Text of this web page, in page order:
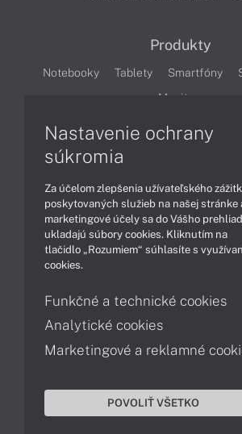
Produkty
Notebooky Tablety Smartfóny
Monitory
Technológie
Videá
Obsah
Možnosti
Podpora a servis
Servisné služby
Kontakty
043 4224 771
Obchodné
Nastavenie ochrany
súkromia
Za účelom zlepšenia užívateľského
poskytovaných služieb na našej stránke
marketingové účely sa do Vášho
ukladajú súbory cookies. Kliknutím na
tlačidlo „Rozumiem“ súhlasíte s
cookies.
Funkčné a technické cookies
Analytické cookies
Marketingové a reklamné
POVOLIŤ VŠETKO